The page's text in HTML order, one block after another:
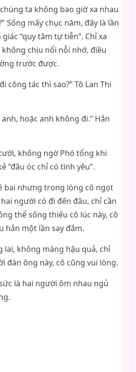
ta không bao giờ xa nhau
Sống mấy chục năm, đây là lần
“quy tâm tự tiễn”. Chỉ xa
không chịu nổi nỗi nhớ, điều
trước được.
công tác thì sao?” Tô Lan Thi
hoặc anh không đi.” Hắn
không ngờ Phó tổng khi
“đầu óc chỉ có tình yêu”.
bai nhưng trong lòng cô ngọt
người có đi đến đâu, chỉ cần
thể sống thiếu cô lúc này, cô
hắn một lần say đắm.
lai, không màng hậu quả, chỉ
đàn ông này, cô cũng vui lòng.
là hai người ôm nhau ngủ